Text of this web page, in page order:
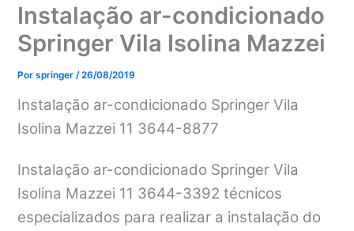
Instalação ar-condicionado
Springer Vila Isolina Mazzei
Porspringer /26/08/2019
Instalação ar-condicionado Springer Vila
Isolina Mazzei 11 3644-8877
Instalação ar-condicionado Springer Vila
Isolina Mazzei 11 3644-3392 técnicos
especializados para realizar a instalação do